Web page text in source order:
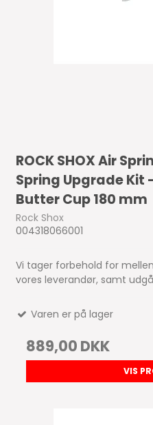
ROCK SHOX Air
Spring Upgrade Kit
Butter Cup 180 mm
Rock Shox
004318066001
Vi tager forbehold for
vores leverandør, samt
Varen er på lager
889,00 DKK
VIS